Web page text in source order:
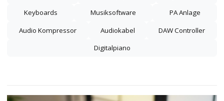
Keyboards
Musiksoftware
PA Anlage
Audio Kompressor
Audiokabel
DAW Controller
Digitalpiano